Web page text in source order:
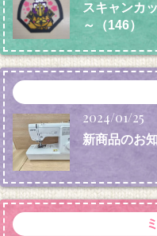
スキャンカ
～（146）
2024/01/25
新商品のお